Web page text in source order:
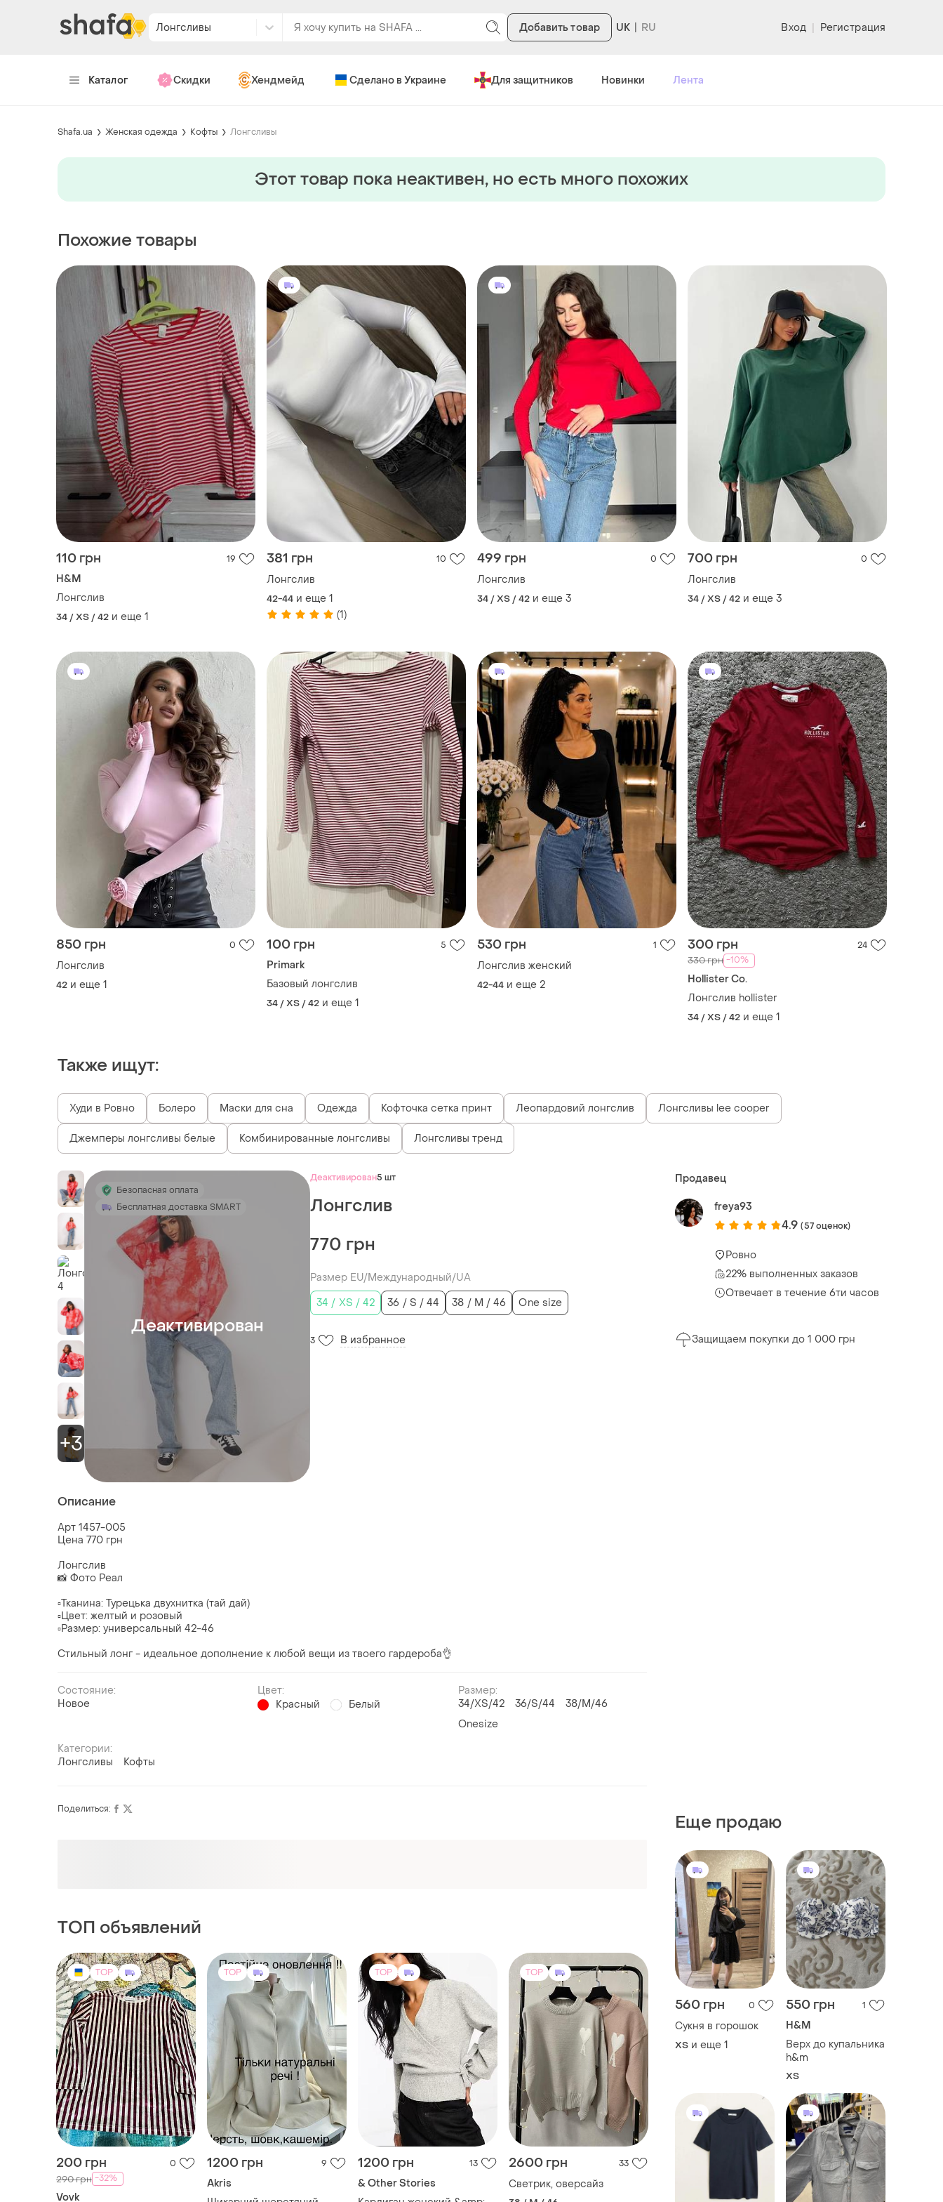
Лонгсливы Добавить товар UK Вход | Регистрация
Каталог Скидки Хендмейд Сделано в Украине Для защитников Новинки Лента
Shafa.ua Женская одежда Кофты Лонгсливы
Этот товар пока неактивен, но есть много похожих
Похожие товары
110 грн 19
H&M
Лонгслив
34 / XS / 42 и еще 1
381 грн 10
Лонгслив
42-44 и еще 1
(1)
499 грн 0
Лонгслив
34 / XS / 42 и еще 3
700 грн 0
Лонгслив
34 / XS / 42 и еще 3
850 грн 0
Лонгслив
42 и еще 1
100 грн 5
Primark
Базовый лонгслив
34 / XS / 42 и еще 1
530 грн 1
Лонгслив женский
42-44 и еще 2
300 грн 24
330 грн -10%
Hollister Co.
Лонгслив hollister
34 / XS / 42 и еще 1
Также ищут:
Худи в Ровно Болеро Маски для сна Одежда Кофточка сетка принт Леопардовий лонгслив Лонгсливы lee cooper
Джемперы лонгсливы белые Комбинированные лонгсливы Лонгсливы тренд
+3
Безопасная оплата
Бесплатная доставка SMART
Деактивирован
Деактивирован5 шт
Лонгслив
770 грн
Размер EU/Международный/UA
34 / XS / 42
36 / S / 44 38 / M / 46 One size
3 В избранное
Описание
Арт 1457-005
Цена 770 грн
Лонгслив
📸 Фото Реал
▫️Тканина: Турецька двухнитка (тай дай)
▫️Цвет: желтый и розовый
▫️Размер: универсальный 42-46
Стильный лонг - идеальное дополнение к любой вещи из твоего гардероба👌
Состояние:
Новое
Цвет:
Красный
Белый
Размер:
34/XS/42
36/S/44
38/M/46
Onesize
Категории:
Лонгсливы
Кофты
Продавец
freya93
4.9 (57 оценок)
Ровно
22% выполненных заказов
Отвечает в течение 6ти часов
Защищаем покупки до 1 000 грн
Еще продаю
560 грн 0
Сукня в горошок
ХS и еще 1
550 грн 1
H&M
Верх до купальника
h&m
ХS
Поделиться:
ТОП объявлений
TOP
200 грн 0
290 грн -32%
Vovk
TOP
1200 грн 9
Akris
TOP
1200 грн 13
& Other Stories
TOP
2600 грн 33
Светрик, оверсайз